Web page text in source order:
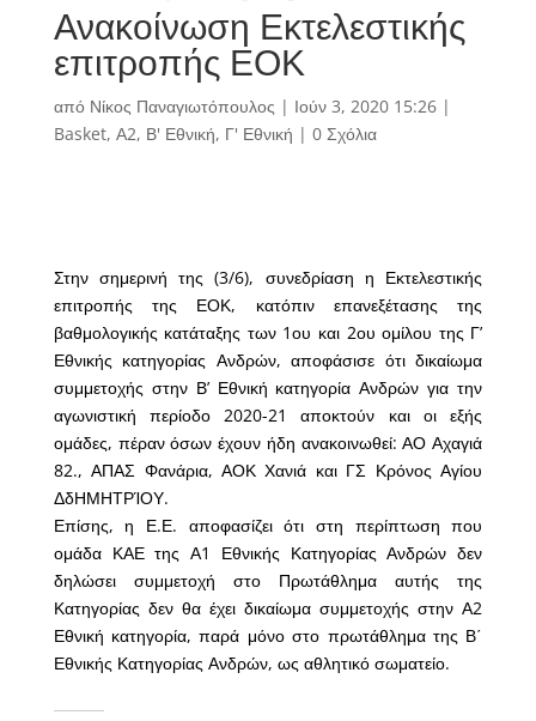
Ανακοίνωση Εκτελεστικής
επιτροπής ΕΟΚ
από Νίκος Παναγιωτόπουλος | Ιούν 3, 2020 15:26|
Basket, Α2, Β' Εθνική, Γ' Εθνική | 0 Σχόλια
Στην σημερινή της (3/6), συνεδρίαση η Εκτελεστικής
επιτροπής της ΕΟΚ, κατόπιν επανεξέτασης της
βαθμολογικής κατάταξης των 1ου και 2ου ομίλου της Γ’
Εθνικής κατηγορίας Ανδρών, αποφάσισε ότι δικαίωμα
συμμετοχής στην Β’ Εθνική κατηγορία Ανδρών για την
αγωνιστική περίοδο 2020-21 αποκτούν και οι εξής
ομάδες, πέραν όσων έχουν ήδη ανακοινωθεί: ΑΟ Αχαγιά
82., ΑΠΑΣ Φανάρια, ΑΟΚ Χανιά και ΓΣ Κρόνος Αγίου
ΔδΗΜΗΤΡΊΟΥ.
Επίσης, η Ε.Ε. αποφασίζει ότι στη περίπτωση που
ομάδα ΚΑΕ της Α1 Εθνικής Κατηγορίας Ανδρών δεν
δηλώσει συμμετοχή στο Πρωτάθλημα αυτής της
Κατηγορίας δεν θα έχει δικαίωμα συμμετοχής στην Α2
Εθνική κατηγορία, παρά μόνο στο πρωτάθλημα της Β΄
Εθνικής Κατηγορίας Ανδρών, ως αθλητικό σωματείο.